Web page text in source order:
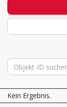
Kein Ergebnis.